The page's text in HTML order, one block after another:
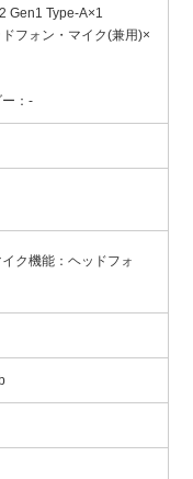
Gen1 Type-A×1
フォン・マイク(兼用)×
：-
ク機能：ヘッドフォ